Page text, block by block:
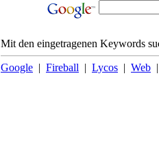
Mit den eingetragenen Keywords
Google | Fireball | Lycos | Web